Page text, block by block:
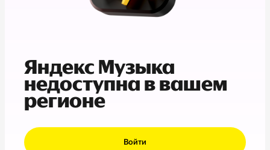
Яндекс Музыка
недоступна в вашем
регионе
Войти